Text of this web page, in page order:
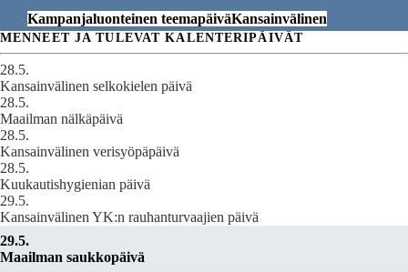
Kampanjaluonteinen teemapäiväKansainvälinen
MENNEET JA TULEVAT KALENTERIPÄIVÄT
28.5.
Kansainvälinen selkokielen päivä
28.5.
Maailman nälkäpäivä
28.5.
Kansainvälinen verisyöpäpäivä
28.5.
Kuukautishygienian päivä
29.5.
Kansainvälinen YK:n rauhanturvaajien päivä
29.5.
Maailman saukkopäivä